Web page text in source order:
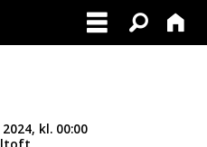
kl. 00:00